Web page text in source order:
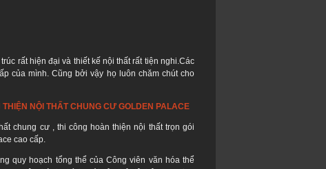
rất hiện đại và thiết kế nội thất rất tiện nghi.Các
của mình. Cũng bởi vậy họ luôn chăm chút cho
THIỆN NỘI THẤT CHUNG CƯ GOLDEN PALACE
chung cư , thi công hoàn thiện nội thất trọn gói
cao cấp.
quy hoạch tổng thể của Công viên văn hóa thể